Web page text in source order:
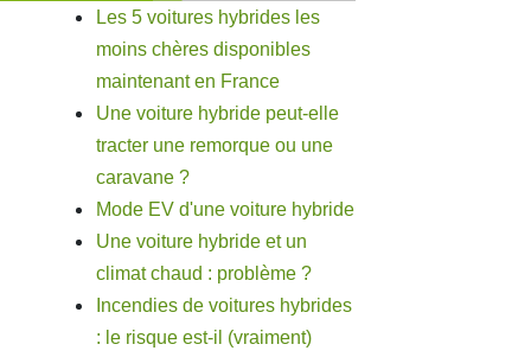
Les 5 voitures hybrides les
moins chères disponibles
maintenant en France
Une voiture hybride peut-elle
tracter une remorque ou une
caravane ?
Mode EV d'une voiture hybride
Une voiture hybride et un
climat chaud : problème ?
Incendies de voitures hybrides
: le risque est-il (vraiment)